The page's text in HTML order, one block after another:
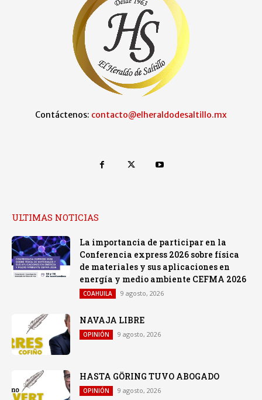
Contáctenos: contacto@elheraldodesaltillo.mx
ULTIMAS NOTICIAS
La importancia de participar en la
Conferencia express 2026 sobre física
de materiales y sus aplicaciones en
energía y medio ambiente CEFMA 2026
COAHUILA 9 agosto, 2026
NAVAJA LIBRE
OPINIÓN 9 agosto, 2026
HASTA GÖRING TUVO ABOGADO
OPINIÓN 9 agosto, 2026